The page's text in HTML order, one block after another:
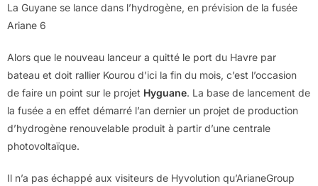
La Guyane se lance dans l’hydrogène, en prévision de la fusée
Ariane 6
Alors que le nouveau lanceur a quitté le port du Havre par
bateau et doit rallier Kourou d’ici la fin du mois, c’est l’occasion
de faire un point sur le projet Hyguane. La base de lancement de
la fusée a en effet démarré l’an dernier un projet de production
d’hydrogène renouvelable produit à partir d’une centrale
photovoltaïque.
Il n’a pas échappé aux visiteurs de Hyvolution qu’ArianeGroup